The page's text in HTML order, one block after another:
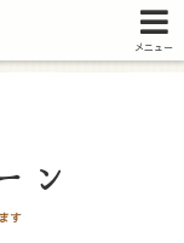
メニュー
ン
す